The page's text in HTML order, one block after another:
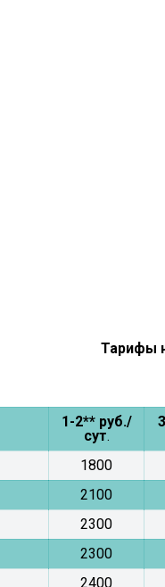
Тарифы
1-2** руб./
сут.
1800
2100
2300
2300
2400